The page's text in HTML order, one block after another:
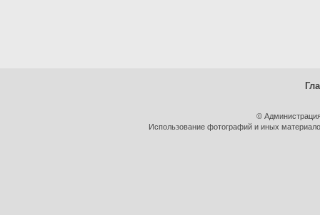
©
Использование фотографий и иных